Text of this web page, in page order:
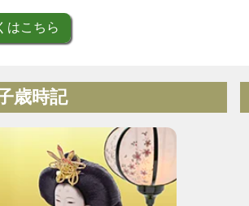
はこちら
歳時記